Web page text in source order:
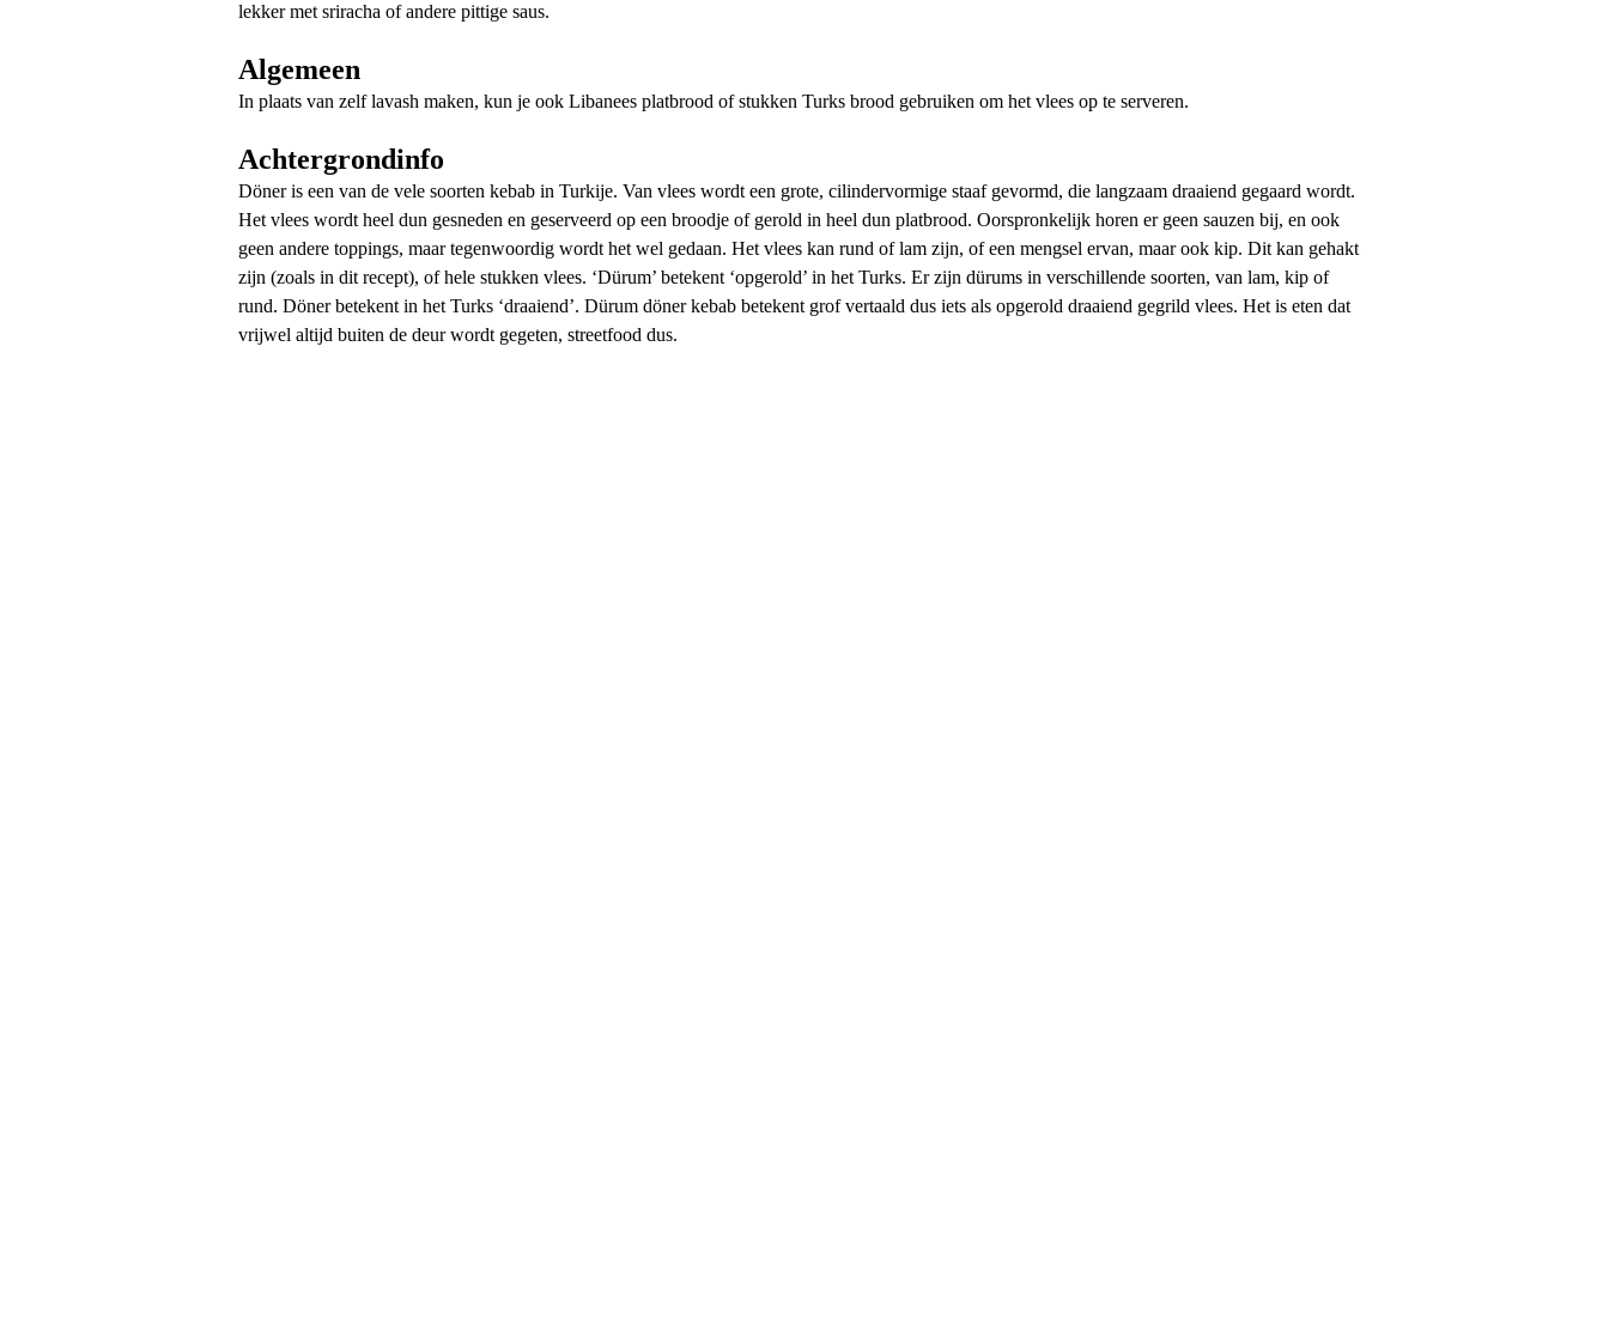
lekker met sriracha of andere pittige saus.
Algemeen
In plaats van zelf lavash maken, kun je ook Libanees platbrood of stukken Turks brood gebruiken om het vlees op te serveren.
Achtergrondinfo
Döner is een van de vele soorten kebab in Turkije. Van vlees wordt een grote, cilindervormige staaf gevormd, die langzaam draaiend gegaard wordt.
Het vlees wordt heel dun gesneden en geserveerd op een broodje of gerold in heel dun platbrood. Oorspronkelijk horen er geen sauzen bij, en ook
geen andere toppings, maar tegenwoordig wordt het wel gedaan. Het vlees kan rund of lam zijn, of een mengsel ervan, maar ook kip. Dit kan gehakt
zijn (zoals in dit recept), of hele stukken vlees. ‘Dürum’ betekent ‘opgerold’ in het Turks. Er zijn dürums in verschillende soorten, van lam, kip of
rund. Döner betekent in het Turks ‘draaiend’. Dürum döner kebab betekent grof vertaald dus iets als opgerold draaiend gegrild vlees. Het is eten dat
vrijwel altijd buiten de deur wordt gegeten, streetfood dus.